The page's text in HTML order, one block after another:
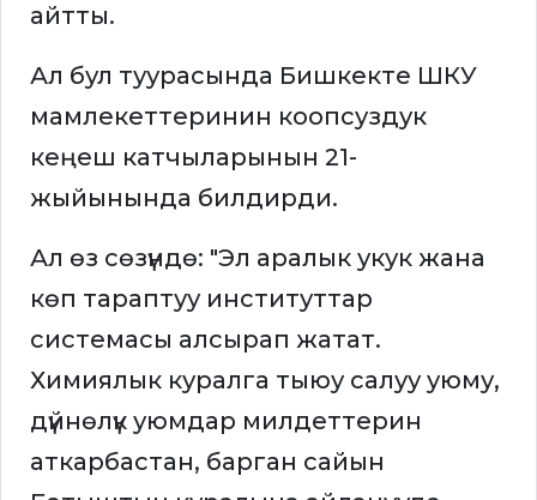
айтты.
Ал бул туурасында Бишкекте ШКУ
мамлекеттеринин коопсуздук
кеңеш катчыларынын 21-
жыйынында билдирди.
Ал өз сөзүндө: "Эл аралык укук жана
көп тараптуу институттар
системасы алсырап жатат.
Химиялык куралга тыюу салуу уюму,
дүйнөлүк уюмдар милдеттерин
аткарбастан, барган сайын